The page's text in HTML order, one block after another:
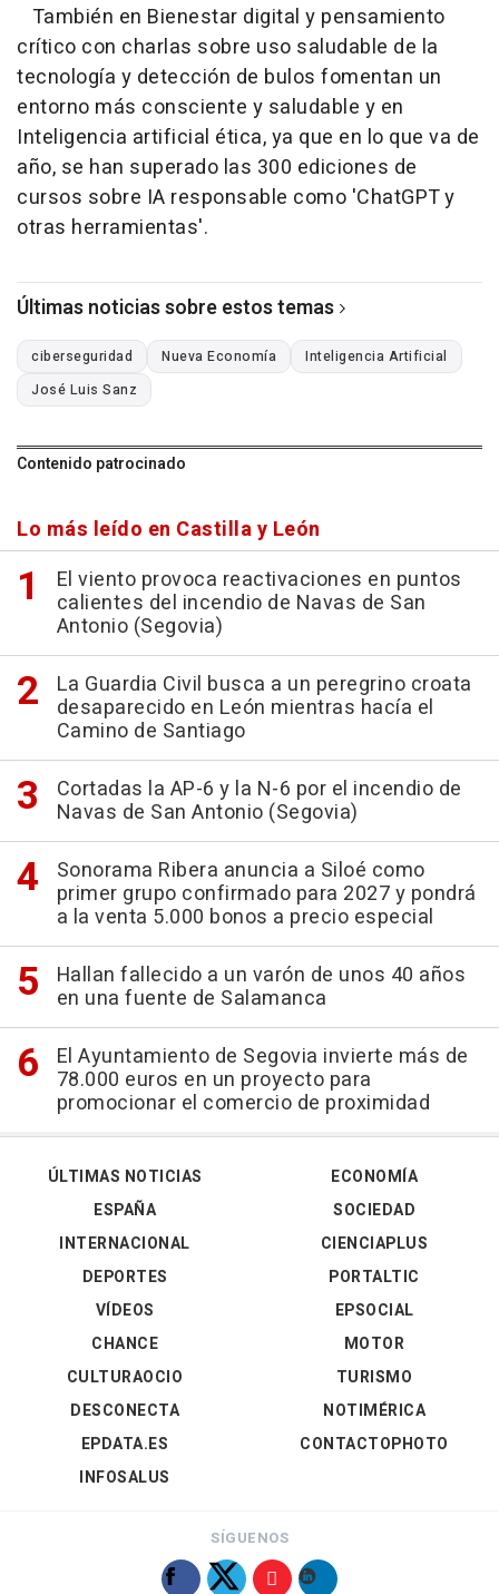
También en Bienestar digital y pensamiento
crítico con charlas sobre uso saludable de la
tecnología y detección de bulos fomentan un
entorno más consciente y saludable y en
Inteligencia artificial ética, ya que en lo que va de
año, se han superado las 300 ediciones de
cursos sobre IA responsable como 'ChatGPT y
otras herramientas'.
Últimas noticias sobre estos temas
ciberseguridad Nueva Economía
Inteligencia Artificial
José Luis Sanz
Contenido patrocinado
Lo más leído en Castilla y León
El viento provoca reactivaciones en puntos
calientes del incendio de Navas de San
Antonio (Segovia)
La Guardia Civil busca a un peregrino croata
desaparecido en León mientras hacía el
Camino de Santiago
Cortadas la AP-6 y la N-6 por el incendio de
Navas de San Antonio (Segovia)
Sonorama Ribera anuncia a Siloé como
primer grupo confirmado para 2027 y pondrá
a la venta 5.000 bonos a precio especial
Hallan fallecido a un varón de unos 40 años
en una fuente de Salamanca
El Ayuntamiento de Segovia invierte más de
78.000 euros en un proyecto para
promocionar el comercio de proximidad
ÚLTIMAS NOTICIAS
ESPAÑA
INTERNACIONAL
DEPORTES
VÍDEOS
ECONOMÍA
SOCIEDAD
CIENCIAPLUS
PORTALTIC
EPSOCIAL
CHANCE
CULTURAOCIO
DESCONECTA
EPDATA.ES
INFOSALUS
MOTOR
TURISMO
NOTIMÉRICA
CONTACTOPHOTO
SÍGUENOS